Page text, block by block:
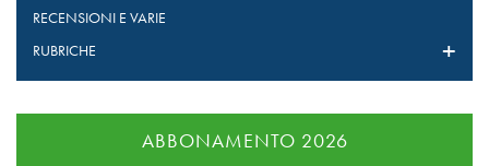
RECENSIONI E VARIE
RUBRICHE
ABBONAMENTO 2026